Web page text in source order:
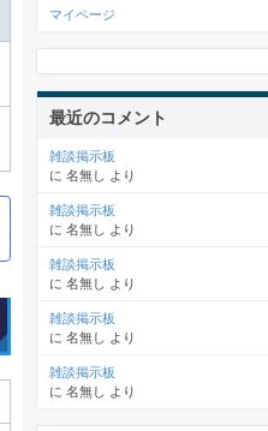
マイページ
最近のコメント
雑談掲示板
に 名無し より
雑談掲示板
に 名無し より
雑談掲示板
に 名無し より
雑談掲示板
に 名無し より
雑談掲示板
に 名無し より